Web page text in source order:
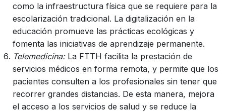
como la infraestructura física que se requiere para la
escolarización tradicional. La digitalización en la
educación promueve las prácticas ecológicas y
fomenta las iniciativas de aprendizaje permanente.
Telemedicina: La FTTH facilita la prestación de
servicios médicos en forma remota, y permite que los
pacientes consulten a los profesionales sin tener que
recorrer grandes distancias. De esta manera, mejora
el acceso a los servicios de salud y se reduce la